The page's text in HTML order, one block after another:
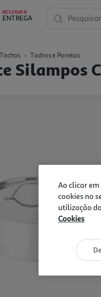
RESERVAR
ENTREGA Pesquisar
Tachos e Panelas
Silampos
Ao clicar
cookies no
utilização
Cookies